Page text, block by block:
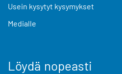
Usein kysytyt kysymykset
Medialle
Löydä nopeasti